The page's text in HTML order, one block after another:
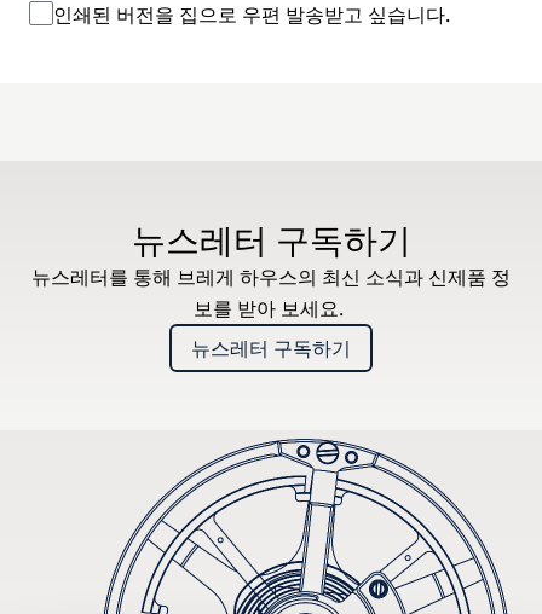
인쇄된 버전을 집으로 우편 발송받고 싶습니다.
뉴스레터 구독하기
뉴스레터를 통해 브레게 하우스의 최신 소식과 신제품 정
보를 받아 보세요.
뉴스레터 구독하기